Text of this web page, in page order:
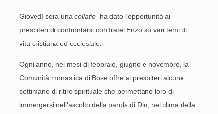
Giovedì sera una collatio ha dato l’opportunità ai
presbiteri di confrontarsi con fratel Enzo su vari temi di
vita cristiana ed ecclesiale.
Ogni anno, nei mesi di febbraio, giugno e novembre, la
Comunità monastica di Bose offre ai presbiteri alcune
settimane di ritiro spirituale che permettano loro di
immergersi nell’ascolto della parola di Dio, nel clima della